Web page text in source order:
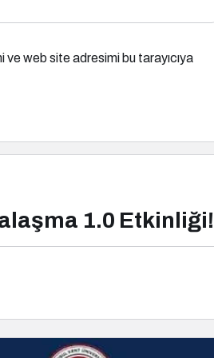
ve web site adresimi bu tarayıcıya
1.0 Etkinliği!